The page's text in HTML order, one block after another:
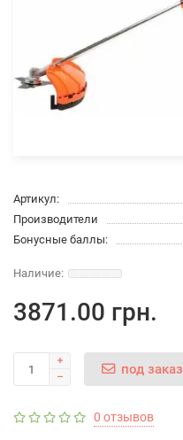
Артикул:
Производители
Бонусные баллы:
3871.00 грн.
под заказ
0 отзывов